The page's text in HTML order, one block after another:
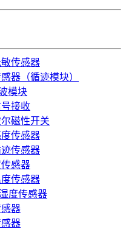
传感器
器（循迹模块）
模块
接收
磁性开关
传感器
传感器
感器
传感器
度传感器
器
器